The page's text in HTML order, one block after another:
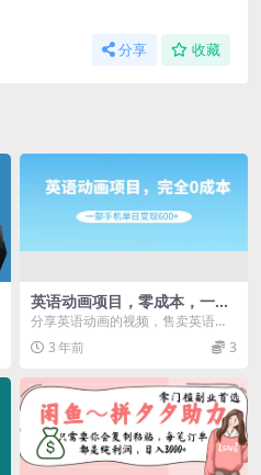
分享 收藏
英语动画项目，零成本，一部
手机单日变现600 （教程 素
材）
分享英语动画的视频，售卖英语课
程，都是幼儿感兴趣的动画片，一
边看动画一边学习，视...
3 年前 3